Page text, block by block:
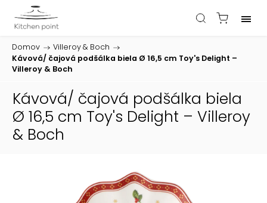
Domov / Villeroy & Boch /
Kávová/ čajová podšálka biela Ø 16,5 cm Toy's Delight –
Villeroy & Boch
Kávová/ čajová podšálka biela
Ø 16,5 cm Toy's Delight – Villeroy
& Boch